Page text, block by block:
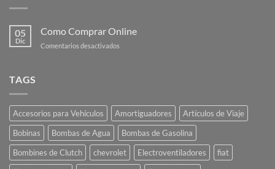
05
Dic
Como Comprar Online
Comentarios desactivados
TAGS
Accesorios para Vehículos Amortiguadores
Artículos de Viaje
Bobinas
Bombas de Agua
Bombas de Gasolina
Bombines de Clutch
chevrolet Electroventiladores
fiat